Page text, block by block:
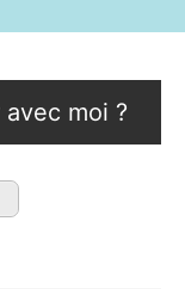
moi ?